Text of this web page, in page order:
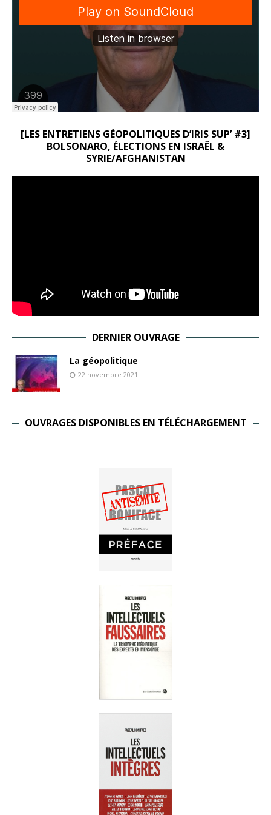
[LES ENTRETIENS GÉOPOLITIQUES D’IRIS SUP’ #3]
BOLSONARO, ÉLECTIONS EN ISRAËL &
SYRIE/AFGHANISTAN
DERNIER OUVRAGE
La géopolitique
22 novembre 2021
OUVRAGES DISPONIBLES EN TÉLÉCHARGEMENT